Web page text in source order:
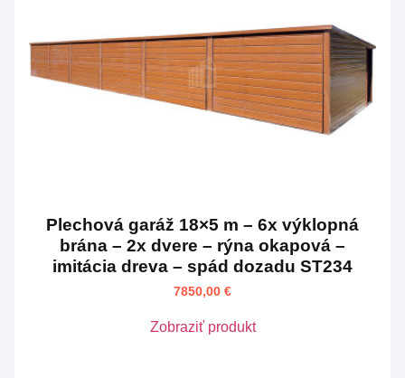
Plechová garáž 18×5 m – 6x výklopná
brána – 2x dvere – rýna okapová –
imitácia dreva – spád dozadu ST234
7850,00 €
Zobraziť produkt